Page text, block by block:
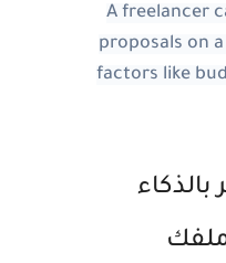
A
proposals
factors like